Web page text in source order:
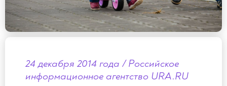
24 декабря 2014 года / Российское
информационное агентство URA.RU